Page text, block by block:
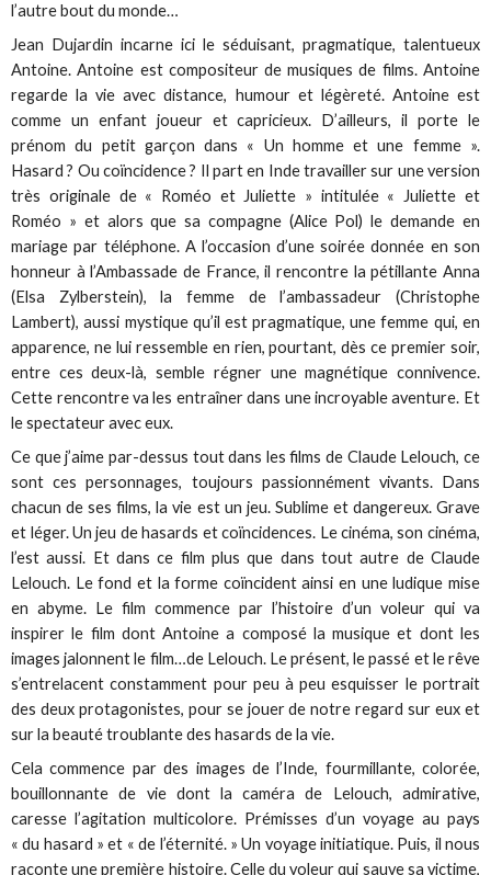
l’autre bout du monde…
Jean Dujardin incarne ici le séduisant, pragmatique, talentueux
Antoine. Antoine est compositeur de musiques de films. Antoine
regarde la vie avec distance, humour et légèreté. Antoine est
comme un enfant joueur et capricieux. D’ailleurs, il porte le
prénom du petit garçon dans « Un homme et une femme ».
Hasard ? Ou coïncidence ? Il part en Inde travailler sur une version
très originale de « Roméo et Juliette » intitulée « Juliette et
Roméo » et alors que sa compagne (Alice Pol) le demande en
mariage par téléphone. A l’occasion d’une soirée donnée en son
honneur à l’Ambassade de France, il rencontre la pétillante Anna
(Elsa Zylberstein), la femme de l’ambassadeur (Christophe
Lambert), aussi mystique qu’il est pragmatique, une femme qui, en
apparence, ne lui ressemble en rien, pourtant, dès ce premier soir,
entre ces deux-là, semble régner une magnétique connivence.
Cette rencontre va les entraîner dans une incroyable aventure. Et
le spectateur avec eux.
Ce que j’aime par-dessus tout dans les films de Claude Lelouch, ce
sont ces personnages, toujours passionnément vivants. Dans
chacun de ses films, la vie est un jeu. Sublime et dangereux. Grave
et léger. Un jeu de hasards et coïncidences. Le cinéma, son cinéma,
l’est aussi. Et dans ce film plus que dans tout autre de Claude
Lelouch. Le fond et la forme coïncident ainsi en une ludique mise
en abyme. Le film commence par l’histoire d’un voleur qui va
inspirer le film dont Antoine a composé la musique et dont les
images jalonnent le film…de Lelouch. Le présent, le passé et le rêve
s’entrelacent constamment pour peu à peu esquisser le portrait
des deux protagonistes, pour se jouer de notre regard sur eux et
sur la beauté troublante des hasards de la vie.
Cela commence par des images de l’Inde, fourmillante, colorée,
bouillonnante de vie dont la caméra de Lelouch, admirative,
caresse l’agitation multicolore. Prémisses d’un voyage au pays
« du hasard » et « de l’éternité. » Un voyage initiatique. Puis, il nous
raconte une première histoire. Celle du voleur qui sauve sa victime,